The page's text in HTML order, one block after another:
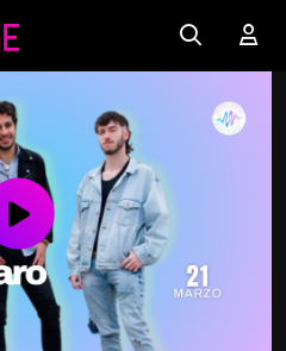
Play
Video